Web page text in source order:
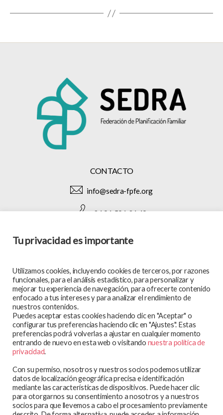
CONTACTO
info@sedra-fpfe.org
+34 91 591 34 49
SÍGUENOS EN:
MAPA WEB
En qué trabajamos
Te atendemos
Observatorio
Aviso legal
Política de privacidad
Tu privacidad es importante
Utilizamos cookies, incluyendo cookies de terceros, por razones
funcionales, para el análisis estadístico, para personalizar y
mejorar tu experiencia de navegación, para ofrecerte contenido
enfocado a tus intereses y para analizar el rendimiento de
nuestros contenidos.
Puedes aceptar estas cookies haciendo clic en "Aceptar" o
configurar tus preferencias haciendo clic en "Ajustes". Estas
preferencias podrá volverlas a ajustar en cualquier momento
entrando de nuevo en esta web o visitando nuestra política de
privacidad.
Con su permiso, nosotros y nuestros socios podemos utilizar
datos de localización geográfica precisa e identificación
mediante las características de dispositivos. Puede hacer clic
para otorgarnos su consentimiento a nosotros y a nuestros
socios para que llevemos a cabo el procesamiento previamente